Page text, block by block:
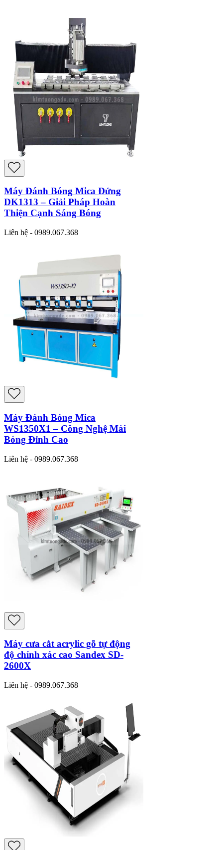
Máy Đánh Bóng Mica Đứng
DK1313 – Giải Pháp Hoàn
Thiện Cạnh Sáng Bóng
Liên hệ - 0989.067.368
Máy Đánh Bóng Mica
WS1350X1 – Công Nghệ Mài
Bóng Đỉnh Cao
Liên hệ - 0989.067.368
Máy cưa cắt acrylic gỗ tự động
độ chính xác cao Sandex SD-
2600X
Liên hệ - 0989.067.368